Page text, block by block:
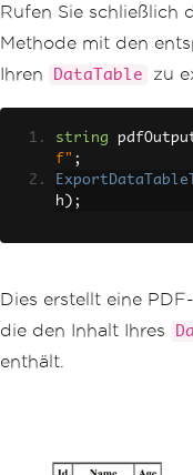
Rufen Sie schließlich
Methode mit den
Ihren
DataTable zu
string
f" ;
h );
Dies erstellt eine
die den Inhalt Ihres
enthält.